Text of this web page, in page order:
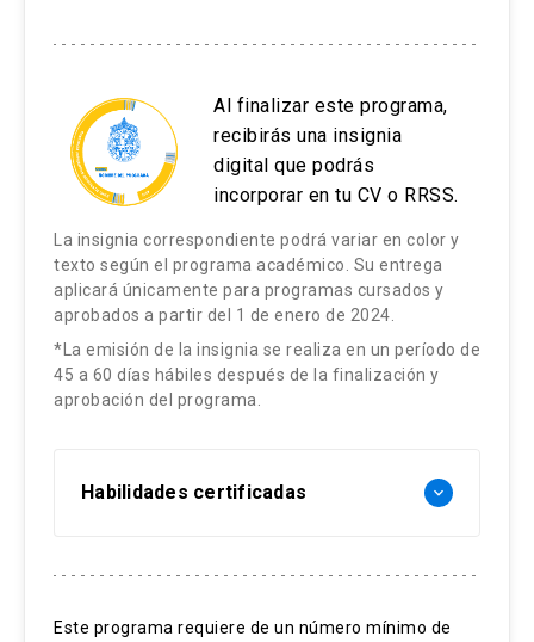
Al finalizar este programa,
recibirás una insignia
digital que podrás
incorporar en tu CV o RRSS.
La insignia correspondiente podrá variar en color y
texto según el programa académico. Su entrega
aplicará únicamente para programas cursados y
aprobados a partir del 1 de enero de 2024.
*La emisión de la insignia se realiza en un período de
45 a 60 días hábiles después de la finalización y
aprobación del programa.
Habilidades certificadas keyboard_arrow_down
Fundamentos de la Apraxia
Identificación y evaluación
Este programa requiere de un número mínimo de